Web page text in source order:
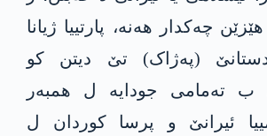
چەکدار هەنە، پارتییا ژیانا
(پەژاک) تێ دیتن کو
ب تەمامی جودایە ل همبەر
ئیرانێ و پرسا کوردان ل